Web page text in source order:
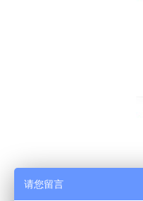
请您留言